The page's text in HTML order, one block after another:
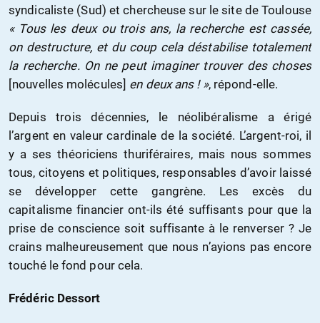
syndicaliste (Sud) et chercheuse sur le site de Toulouse
« Tous les deux ou trois ans, la recherche est cassée,
on destructure, et du coup cela déstabilise totalement
la recherche. On ne peut imaginer trouver des choses
[nouvelles molécules] en deux ans ! », répond-elle.
Depuis trois décennies, le néolibéralisme a érigé
l’argent en valeur cardinale de la société. L’argent-roi, il
y a ses théoriciens thuriféraires, mais nous sommes
tous, citoyens et politiques, responsables d’avoir laissé
se développer cette gangrène. Les excès du
capitalisme financier ont-ils été suffisants pour que la
prise de conscience soit suffisante à le renverser ? Je
crains malheureusement que nous n’ayions pas encore
touché le fond pour cela.
Frédéric Dessort